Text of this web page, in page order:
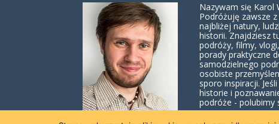
Nazywam się Karol
Podróżuję zawsze
najbliżej natury,
historii. Znajdziesz
podróży, filmy,
porady praktyczne
samodzielnego
osobiste
sporo inspiracji.
historie i
podróże - polubimy